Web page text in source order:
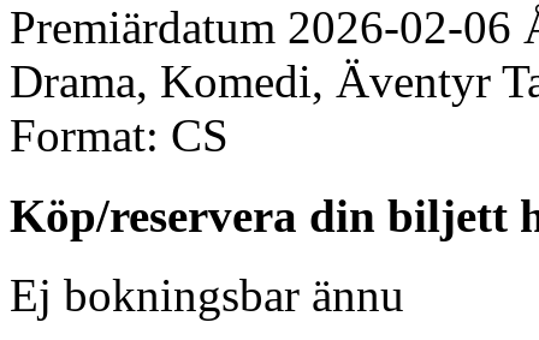
Premiärdatum 2026-02-06
Drama, Komedi, Äventyr
Format: CS
Köp/reservera din biljett
Ej bokningsbar ännu